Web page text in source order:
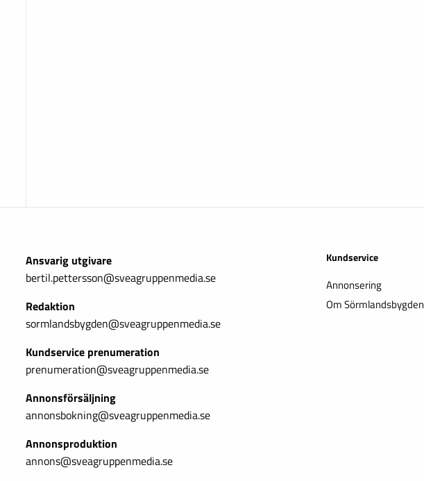
Ansvarig utgivare
bertil.pettersson@sveagruppenmedia.se
Redaktion
sormlandsbygden@sveagruppenmedia.se
Kundservice prenumeration
prenumeration@sveagruppenmedia.se
Annonsförsäljning
annonsbokning@sveagruppenmedia.se
Annonsproduktion
annons@sveagruppenmedia.se
Kundservice
Annonsering
Om Sörmlandsbygden